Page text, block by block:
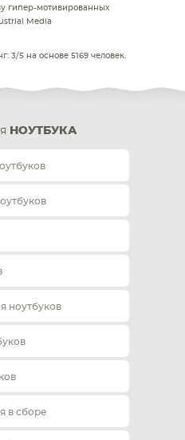
гипер-мотивированных
Media
3/5 на основе 5169 человек.
НОУТБУКА
ноутбуков
в сборе